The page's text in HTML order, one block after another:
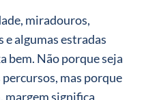
miradouros,
e algumas estradas
bem. Não porque seja
mas porque
margem significa